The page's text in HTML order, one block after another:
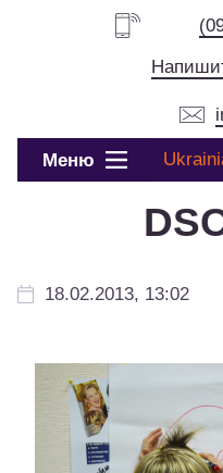
Меню
18.02.2013, 13:02